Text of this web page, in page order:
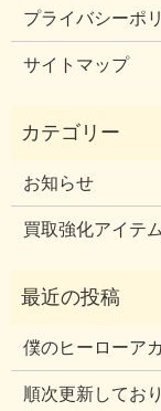
プライバシーポ
サイトマップ
お知らせ
買取強化アイテ
僕のヒーローア
順次更新してお